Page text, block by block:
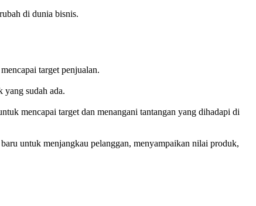
di dunia bisnis.
target penjualan.
yang sudah ada.
mencapai target dan menangani tantangan yang dihadapi di
untuk menjangkau pelanggan, menyampaikan nilai produk,